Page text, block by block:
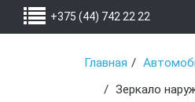
+375 (44) 742 22 22
Главная
Зеркало